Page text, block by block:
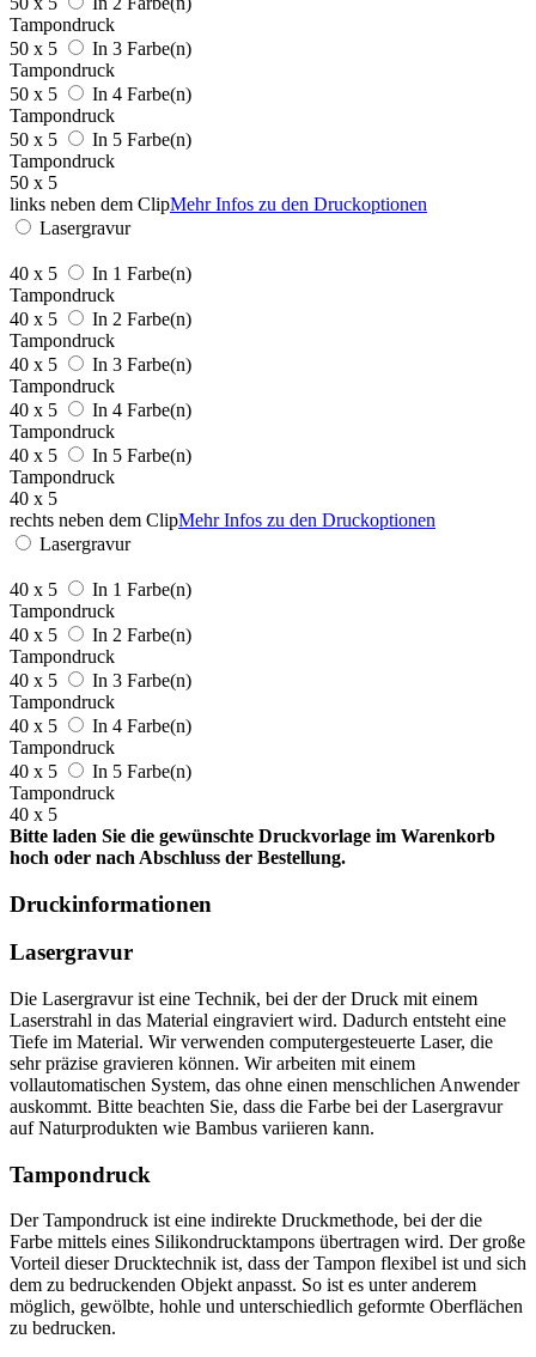
Tampondruck
50 x 5
In 3 Farbe(n)
Tampondruck
50 x 5
In 4 Farbe(n)
Tampondruck
50 x 5
In 5 Farbe(n)
Tampondruck
50 x 5
links neben dem ClipMehr Infos zu den Druckoptionen
Lasergravur
40 x 5
In 1 Farbe(n)
Tampondruck
40 x 5
In 2 Farbe(n)
Tampondruck
40 x 5
In 3 Farbe(n)
Tampondruck
40 x 5
In 4 Farbe(n)
Tampondruck
40 x 5
In 5 Farbe(n)
Tampondruck
40 x 5
rechts neben dem ClipMehr Infos zu den Druckoptionen
Lasergravur
40 x 5
In 1 Farbe(n)
Tampondruck
40 x 5
In 2 Farbe(n)
Tampondruck
40 x 5
In 3 Farbe(n)
Tampondruck
40 x 5
In 4 Farbe(n)
Tampondruck
40 x 5
In 5 Farbe(n)
Tampondruck
40 x 5
Bitte laden Sie die gewünschte Druckvorlage im Warenkorb
hoch oder nach Abschluss der Bestellung.
Druckinformationen
Lasergravur
Die Lasergravur ist eine Technik, bei der der Druck mit einem
Laserstrahl in das Material eingraviert wird. Dadurch entsteht eine
Tiefe im Material. Wir verwenden computergesteuerte Laser, die
sehr präzise gravieren können. Wir arbeiten mit einem
vollautomatischen System, das ohne einen menschlichen Anwender
auskommt. Bitte beachten Sie, dass die Farbe bei der Lasergravur
auf Naturprodukten wie Bambus variieren kann.
Tampondruck
Der Tampondruck ist eine indirekte Druckmethode, bei der die
Farbe mittels eines Silikondrucktampons übertragen wird. Der große
Vorteil dieser Drucktechnik ist, dass der Tampon flexibel ist und sich
dem zu bedruckenden Objekt anpasst. So ist es unter anderem
möglich, gewölbte, hohle und unterschiedlich geformte Oberflächen
zu bedrucken.